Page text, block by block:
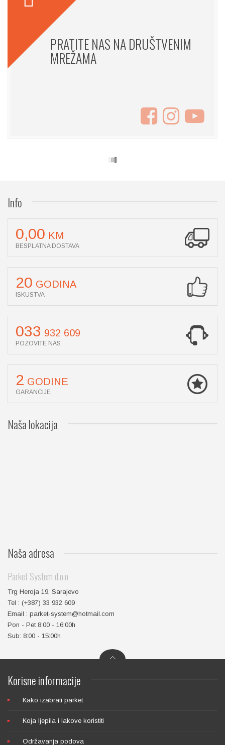
PRATITE NAS NA DRUŠTVENIM
MREŽAMA
.
Info
0,00 KM
BESPLATNA DOSTAVA
20 GODINA
ISKUSTVA
033 932 609
POZOVITE NAS
2 GODINE
GARANCIJE
Našalokacija
Našaadresa
Parket System d.o.o
Trg Heroja 19, Sarajevo
Tel : (+387) 33 932 609
Email : parket-system@hotmail.com
Pon - Pet 8:00 - 16:00h
Sub: 8:00 - 15:00h
Korisneinformacije
Kako izabrati parket
Koja ljepila i lakove koristiti
Održavanja podova